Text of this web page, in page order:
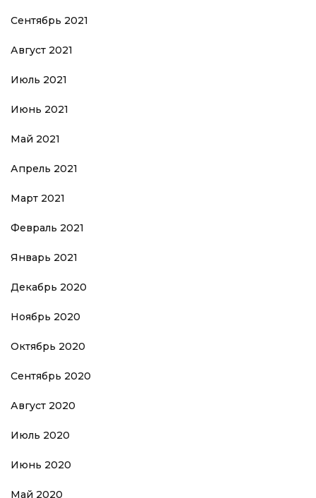
Сентябрь 2021
Август 2021
Июль 2021
Июнь 2021
Май 2021
Апрель 2021
Март 2021
Февраль 2021
Январь 2021
Декабрь 2020
Ноябрь 2020
Октябрь 2020
Сентябрь 2020
Август 2020
Июль 2020
Июнь 2020
Май 2020